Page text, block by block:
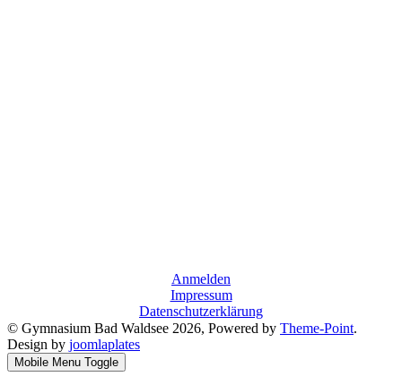
Anmelden
Impressum
Datenschutzerklärung
© Gymnasium Bad Waldsee 2026, Powered by Theme-Point.
Design by joomlaplates
Mobile Menu Toggle